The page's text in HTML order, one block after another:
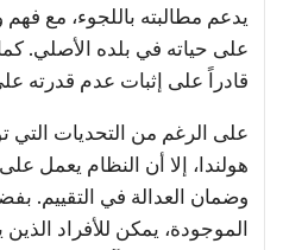
يدعم مطالبته باللجوء، مع
على حياته في بلده الأصلي.
قادراً على إثبات عدم قدرته
على الرغم من التحديات التي
هولندا، إلا أن النظام يعمل
وضمان العدالة في التقييم.
الموجودة، يمكن للأفراد